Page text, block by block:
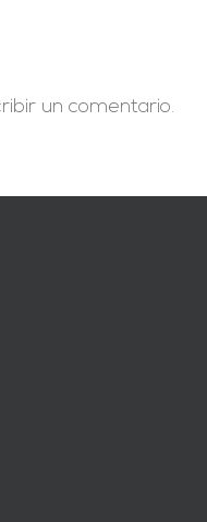
un comentario.